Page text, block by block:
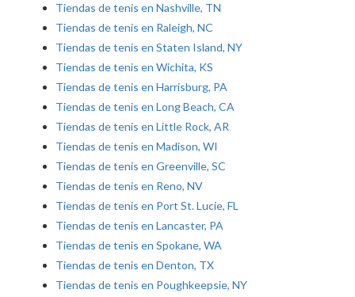
Tiendas de tenis en Nashville, TN
Tiendas de tenis en Raleigh, NC
Tiendas de tenis en Staten Island, NY
Tiendas de tenis en Wichita, KS
Tiendas de tenis en Harrisburg, PA
Tiendas de tenis en Long Beach, CA
Tiendas de tenis en Little Rock, AR
Tiendas de tenis en Madison, WI
Tiendas de tenis en Greenville, SC
Tiendas de tenis en Reno, NV
Tiendas de tenis en Port St. Lucie, FL
Tiendas de tenis en Lancaster, PA
Tiendas de tenis en Spokane, WA
Tiendas de tenis en Denton, TX
Tiendas de tenis en Poughkeepsie, NY